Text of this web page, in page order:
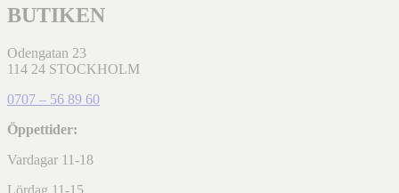
BUTIKEN
Odengatan 23
114 24 STOCKHOLM
0707 – 56 89 60
Öppettider:
Vardagar 11-18
Lördag 11-15